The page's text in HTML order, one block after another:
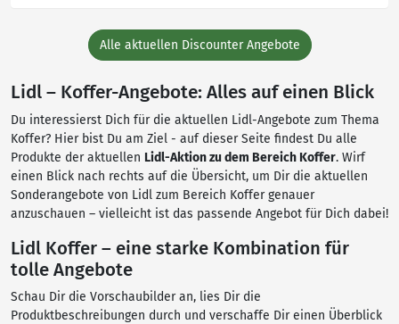
Alle aktuellen Discounter Angebote
Lidl – Koffer-Angebote: Alles auf einen Blick
Du interessierst Dich für die aktuellen Lidl-Angebote zum Thema
Koffer? Hier bist Du am Ziel - auf dieser Seite findest Du alle
Produkte der aktuellen Lidl-Aktion zu dem Bereich Koffer. Wirf
einen Blick nach rechts auf die Übersicht, um Dir die aktuellen
Sonderangebote von Lidl zum Bereich Koffer genauer
anzuschauen – vielleicht ist das passende Angebot für Dich dabei!
Lidl Koffer – eine starke Kombination für
tolle Angebote
Schau Dir die Vorschaubilder an, lies Dir die
Produktbeschreibungen durch und verschaffe Dir einen Überblick